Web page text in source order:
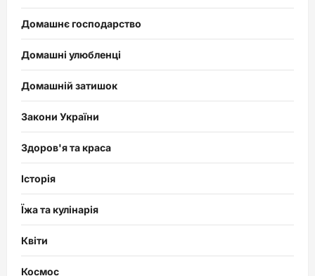
Домашнє господарство
Домашні улюбленці
Домашній затишок
Закони України
Здоров'я та краса
Історія
Їжа та кулінарія
Квіти
Космос